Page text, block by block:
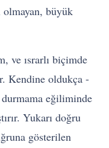
olmayan, büyük
ve ısrarlı biçimde
Kendine oldukça -
durmama eğiliminde
Yukarı doğru
gösterilen